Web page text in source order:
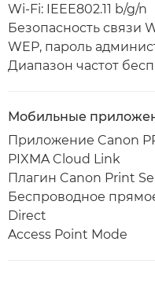
Wi-Fi: IEEE802.11 b/g/n
Безопасность связи
WEP, пароль
Диапазон частот
Мобильные
Приложение Canon
PIXMA Cloud Link
Плагин Canon Print
Беспроводное
Direct
Access Point Mode